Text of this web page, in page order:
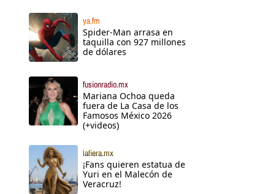
ya.fm
Spider-Man arrasa en
taquilla con 927 millones
de dólares
fusionradio.mx
Mariana Ochoa queda
fuera de La Casa de los
Famosos México 2026
(+videos)
lafiera.mx
¡Fans quieren estatua de
Yuri en el Malecón de
Veracruz!